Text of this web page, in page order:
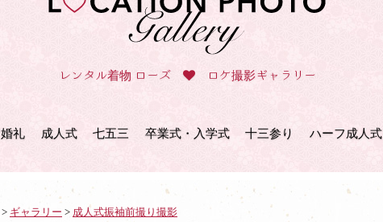
レンタル着物 ローズ ロケ撮影ギャラリー
婚礼 成人式 七五三 卒業式・入学式 十三参り ハーフ成人式
> ギャラリー > 成人式振袖前撮り撮影